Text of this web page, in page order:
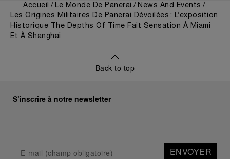
Accueil Le Monde De Panerai
News And Events
Les Origines Militaires De Panerai Dévoilées : L’exposition
Historique The Depths Of Time Fait Sensation À Miami
Et À Shanghai
Back to top
S’inscrire à notre newsletter
ENVOYER